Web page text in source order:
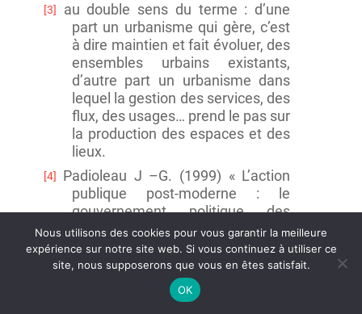
[3]
au double sens du terme : d’une
part un urbanisme qui gère, c’est
à dire maintien et fait évoluer, des
ensembles urbains existants,
d’autre part un urbanisme dans
lequel la gestion des services, des
flux, des usages… prend le pas sur
la production des espaces et des
lieux.
[4]
Padioleau J –G. (1999) « L’action
publique post-moderne : le
gouvernement politique des
risques », dansPolitiques et
Management Public,vol. 17 n°4
p. 85-127.
Nous utilisons des cookies pour vous garantir la meilleure
expérience sur notre site web. Si vous continuez à utiliser ce
site, nous supposerons que vous en êtes satisfait.
OK